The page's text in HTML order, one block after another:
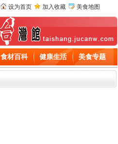
设为首页 加入收藏 美食地图
食材百科 健康生活 美食专题